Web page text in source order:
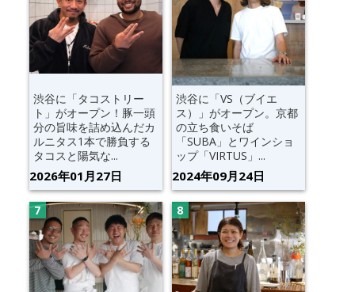
渋谷に「タコストリー
ト」がオープン！豚一頭
分の旨味を詰め込んだカ
ルニタス1本で勝負する
タコスと陽気な...
2026年01月27日
渋谷に「VS（ブイエ
ス）」がオープン。京都
の立ち食いそば
「SUBA」とワインショ
ップ「VIRTUS」...
2024年09月24日